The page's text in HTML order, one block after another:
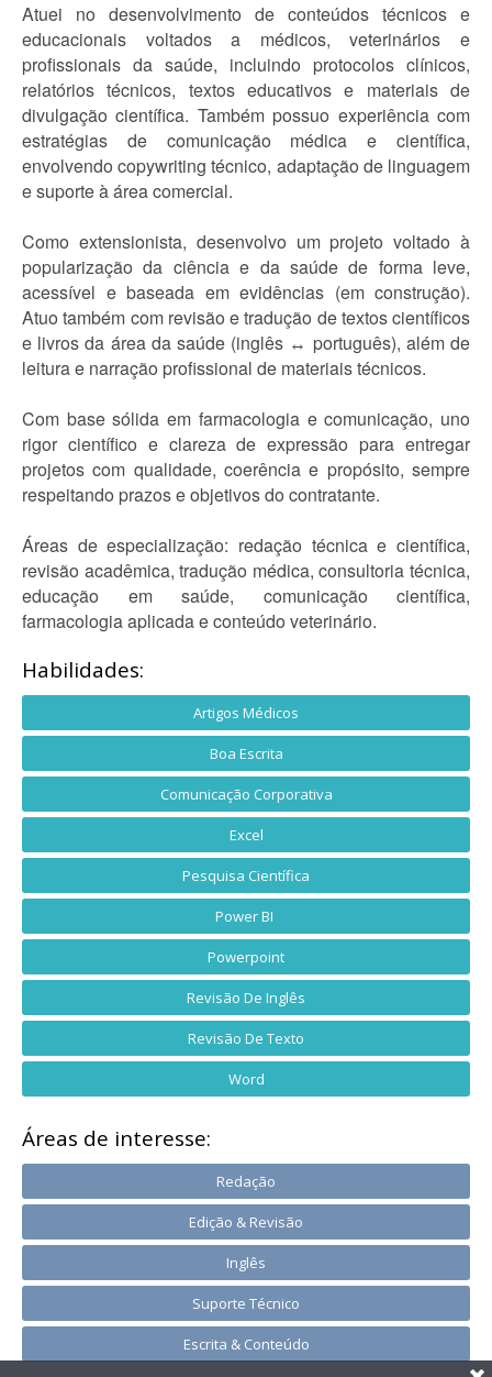
Atuei no desenvolvimento de conteúdos técnicos e
educacionais voltados a médicos, veterinários e
profissionais da saúde, incluindo protocolos clínicos,
relatórios técnicos, textos educativos e materiais de
divulgação científica. Também possuo experiência com
estratégias de comunicação médica e científica,
envolvendo copywriting técnico, adaptação de linguagem
e suporte à área comercial.
Como extensionista, desenvolvo um projeto voltado à
popularização da ciência e da saúde de forma leve,
acessível e baseada em evidências (em construção).
Atuo também com revisão e tradução de textos científicos
e livros da área da saúde (inglês ↔ português), além de
leitura e narração profissional de materiais técnicos.
Com base sólida em farmacologia e comunicação, uno
rigor científico e clareza de expressão para entregar
projetos com qualidade, coerência e propósito, sempre
respeitando prazos e objetivos do contratante.
Áreas de especialização: redação técnica e científica,
revisão acadêmica, tradução médica, consultoria técnica,
educação em saúde, comunicação científica,
farmacologia aplicada e conteúdo veterinário.
Habilidades:
Artigos Médicos
Boa Escrita
Comunicação Corporativa
Excel
Pesquisa Científica
Power BI
Powerpoint
Revisão De Inglês
Revisão De Texto
Word
Áreas de interesse:
Redação
Edição & Revisão
Inglês
Suporte Técnico
Escrita & Conteúdo